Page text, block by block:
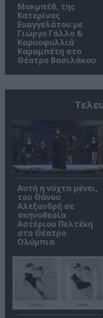
Μακμπέθ, της
Κατερίνας
Ευαγγελάτου με
Γιώργο Γάλλο &
Καρυοφυλλιά
Καραμπέτη στο
Θέατρο Βασιλάκου
Αυτή η νύχτα μένει,
του Θάνου
Αλεξανδρή σε
σκηνοθεσία
Αστέριου Πελτέκη
στο Θέατρο
Ολύμπια